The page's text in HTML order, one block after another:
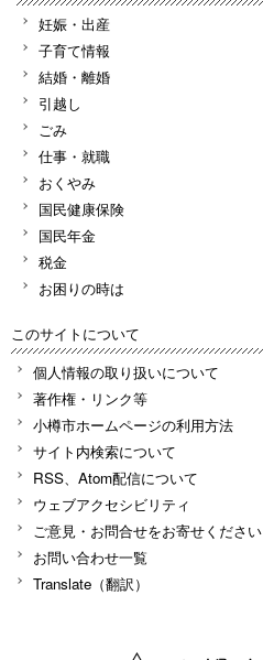
妊娠・出産
子育て情報
結婚・離婚
引越し
ごみ
仕事・就職
おくやみ
国民健康保険
国民年金
税金
お困りの時は
このサイトについて
個人情報の取り扱いについて
著作権・リンク等
小樽市ホームページの利用方法
サイト内検索について
RSS、Atom配信について
ウェブアクセシビリティ
ご意見・お問合せをお寄せください
お問い合わせ一覧
Translate（翻訳）